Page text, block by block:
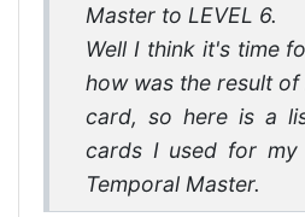
Master to LEVEL 6.
Well I think it's time
how was the result
card, so here is a
cards I used for
Temporal Master.